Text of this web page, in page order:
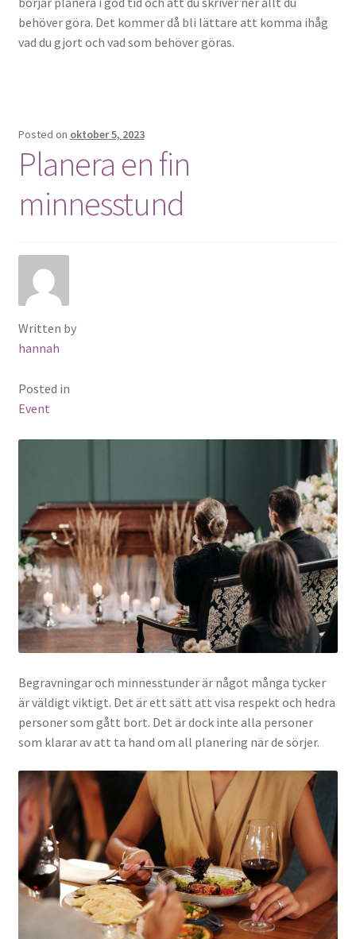
behöver göra. Det kommer då bli lättare att komma ihåg
vad du gjort och vad som behöver göras.
Posted on oktober 5, 2023
Planera en fin
minnesstund
Written by
hannah
Posted in
Event
Begravningar och minnesstunder är något många tycker
är väldigt viktigt. Det är ett sätt att visa respekt och hedra
personer som gått bort. Det är dock inte alla personer
som klarar av att ta hand om all planering när de sörjer.